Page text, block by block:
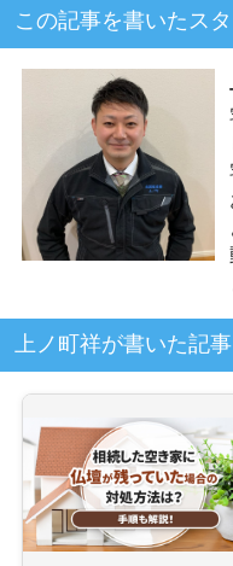
この記事を書いたス
上ノ町祥が書いた記事